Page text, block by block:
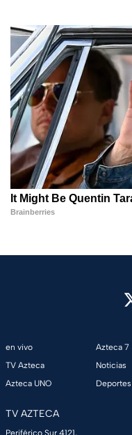
en vivo
TV Azteca
Azteca UNO
Azteca 7
Noticias
Deportes
TV AZTECA
Periférico Sur 4121,